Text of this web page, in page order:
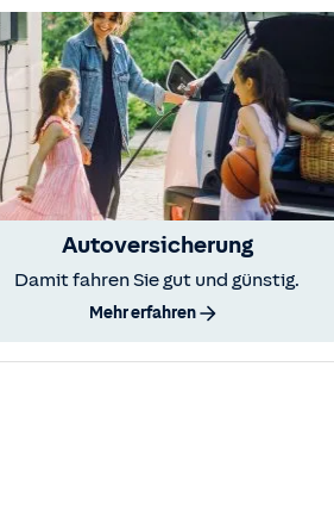
Autoversicherung
Damit fahren Sie gut und günstig.
Mehr erfahren